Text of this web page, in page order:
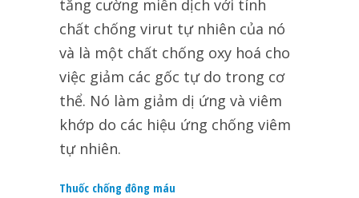
tăng cường miễn dịch với tính
chất chống virut tự nhiên của nó
và là một chất chống oxy hoá cho
việc giảm các gốc tự do trong cơ
thể. Nó làm giảm dị ứng và viêm
khớp do các hiệu ứng chống viêm
tự nhiên.
Thuốc chống đông máu